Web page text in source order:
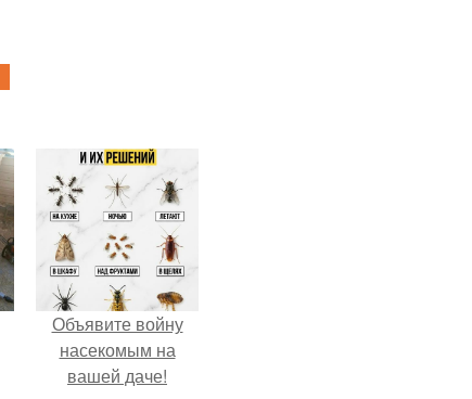
Объявите войну
насекомым на
вашей даче!